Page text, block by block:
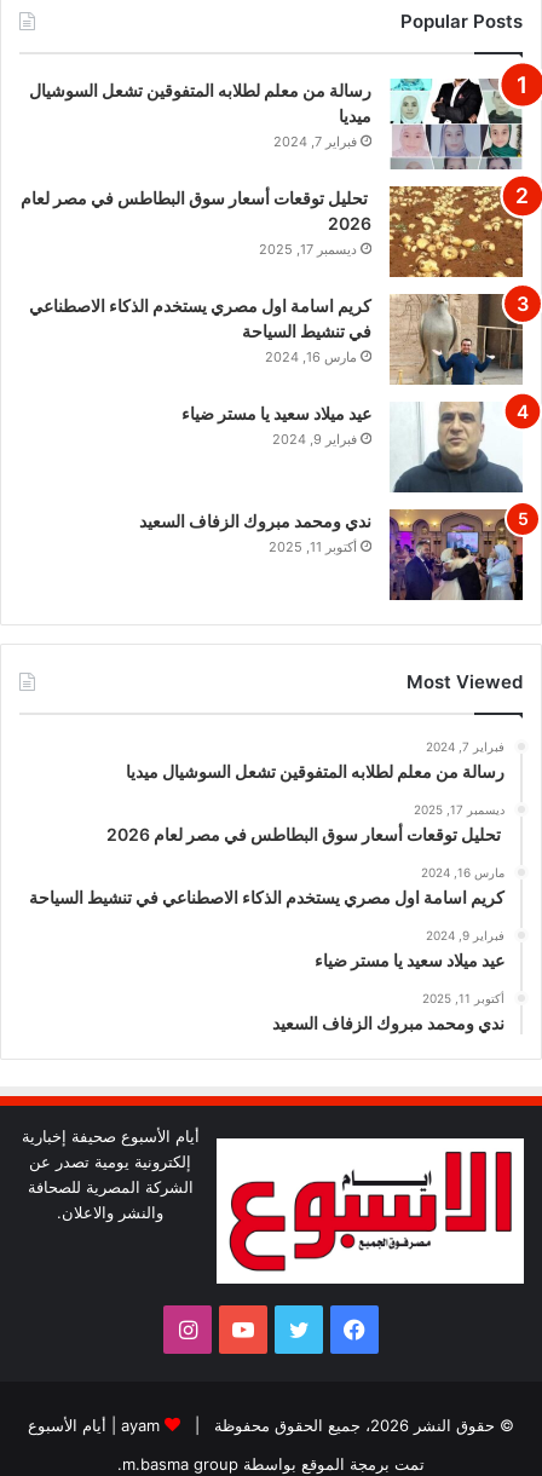
Popular Posts
رسالة من معلم لطلابه المتفوقين تشعل السوشيال
ميديا
فبراير 7, 2024
تحليل توقعات أسعار سوق البطاطس في مصر لعام
2026
ديسمبر 17, 2025
كريم اسامة اول مصري يستخدم الذكاء الاصطناعي
في تنشيط السياحة
مارس 16, 2024
عيد ميلاد سعيد يا مستر ضياء
فبراير 9, 2024
ندي ومحمد مبروك الزفاف السعيد
أكتوبر 11, 2025
Most Viewed
فبراير 7, 2024
رسالة من معلم لطلابه المتفوقين تشعل السوشيال ميديا
ديسمبر 17, 2025
تحليل توقعات أسعار سوق البطاطس في مصر لعام 2026
مارس 16, 2024
كريم اسامة اول مصري يستخدم الذكاء الاصطناعي في تنشيط السياحة
فبراير 9, 2024
عيد ميلاد سعيد يا مستر ضياء
أكتوبر 11, 2025
ندي ومحمد مبروك الزفاف السعيد
أيام الأسبوع صحيفة إخبارية
إلكترونية يومية تصدر عن
الشركة المصرية للصحافة
والنشر والاعلان.
فيسبوك تويتر يوتيوبانستقرام
© حقوق النشر 2026، جميع الحقوق محفوظة | ayam
أيام الأسبوع
تمت برمجة الموقع بواسطة m.basma group
.